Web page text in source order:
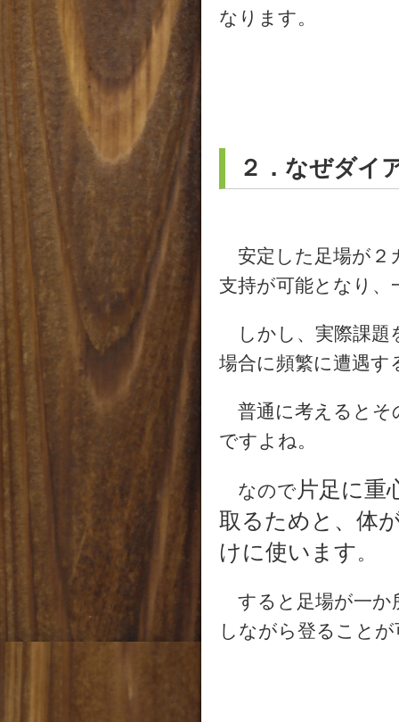
なります。
２．なぜダイ
安定した足場が２
支持が可能となり、
しかし、実際課題
場合に頻繁に遭遇す
普通に考えるとそ
ですよね。
なので片足に重
取るためと、体
けに使います。
すると足場が一か
しながら登ること